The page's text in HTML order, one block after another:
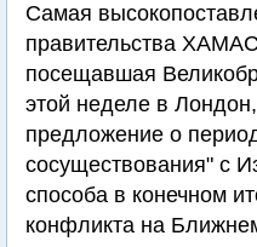
Самая
правительства
посещавшая
этой неделе в
предложение о
сосуществования" с
способа в конечном
конфликта на